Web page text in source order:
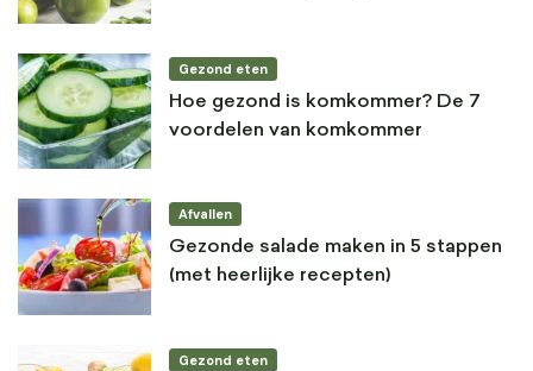
Gezond eten
Hoe gezond is komkommer? De 7
voordelen van komkommer
Afvallen
Gezonde salade maken in 5 stappen
(met heerlijke recepten)
Gezond eten